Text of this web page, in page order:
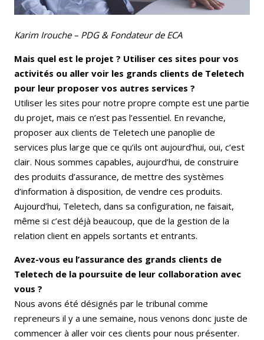
Karim Irouche – PDG & Fondateur de ECA
Mais quel est le projet ? Utiliser ces sites pour vos
activités ou aller voir les grands clients de Teletech
pour leur proposer vos autres services ?
Utiliser les sites pour notre propre compte est une partie
du projet, mais ce n’est pas l’essentiel. En revanche,
proposer aux clients de Teletech une panoplie de
services plus large que ce qu’ils ont aujourd’hui, oui, c’est
clair. Nous sommes capables, aujourd’hui, de construire
des produits d’assurance, de mettre des systèmes
d’information à disposition, de vendre ces produits.
Aujourd’hui, Teletech, dans sa configuration, ne faisait,
même si c’est déjà beaucoup, que de la gestion de la
relation client en appels sortants et entrants.
Avez-vous eu l’assurance des grands clients de
Teletech de la poursuite de leur collaboration avec
vous ?
Nous avons été désignés par le tribunal comme
repreneurs il y a une semaine, nous venons donc juste de
commencer à aller voir ces clients pour nous présenter.